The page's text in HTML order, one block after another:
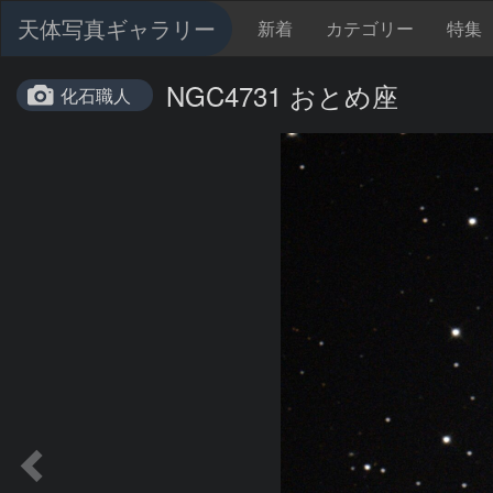
天体写真ギャラリー 新着 カテゴリー 特集
化石職人 NGC4731 おとめ座